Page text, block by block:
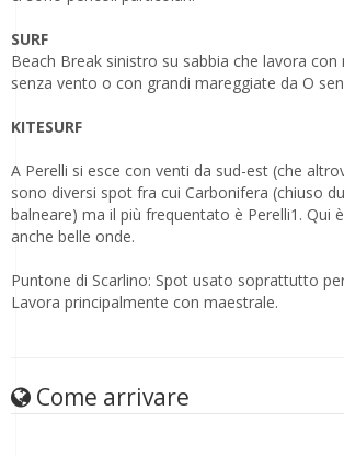
SURF
Beach Break sinistro su sabbia che lavora con
senza vento o con grandi mareggiate da O
KITESURF
A Perelli si esce con venti da sud-est (che
sono diversi spot fra cui Carbonifera (chiuso
balneare) ma il più frequentato è Perelli1. Qui
anche belle onde.
Puntone di Scarlino: Spot usato soprattutto
Lavora principalmente con maestrale.
Come arrivare